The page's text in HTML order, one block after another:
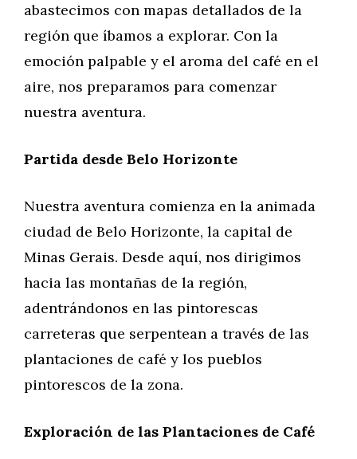
abastecimos con mapas detallados de la
región que íbamos a explorar. Con la
emoción palpable y el aroma del café en el
aire, nos preparamos para comenzar
nuestra aventura.
Partida desde Belo Horizonte
Nuestra aventura comienza en la animada
ciudad de Belo Horizonte, la capital de
Minas Gerais. Desde aquí, nos dirigimos
hacia las montañas de la región,
adentrándonos en las pintorescas
carreteras que serpentean a través de las
plantaciones de café y los pueblos
pintorescos de la zona.
Exploración de las Plantaciones de Café